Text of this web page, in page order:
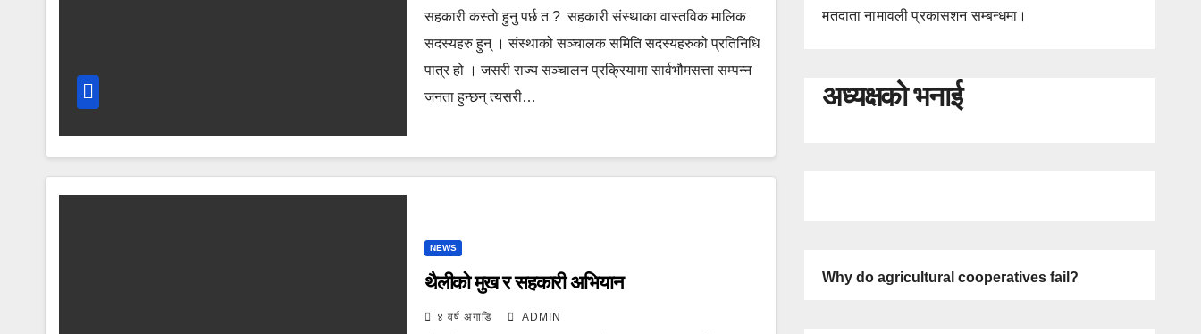
मान्यता अरु व्यावसायिक प्रारुप भन्दा के कति पृथक
छन् ?
सहकारी कस्ताे हुनु पर्छ त ? सहकारी संस्थाका वास्तविक मालिक
सदस्यहरु हुन् । संस्थाको सञ्चालक समिति सदस्यहरुको प्रतिनिधि
पात्र हो । जसरी राज्य सञ्चालन प्रक्रियामा सार्वभौमसत्ता सम्पन्न
जनता हुन्छन् त्यसरी…
NEWS
थैलीको मुख र सहकारी अभियान
४ वर्ष अगाडि ADMIN
मतदाता नामावली प्रकासशन सम्बन्धमा।
अध्यक्षको भनाई
Why do agricultural cooperatives fail?